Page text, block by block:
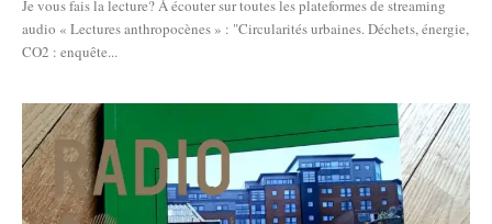
Je vous fais la lecture? À écouter sur toutes les plateformes de streaming
audio « Lectures anthropocènes » : "Circularités urbaines. Déchets, énergie,
CO2 : enquête...